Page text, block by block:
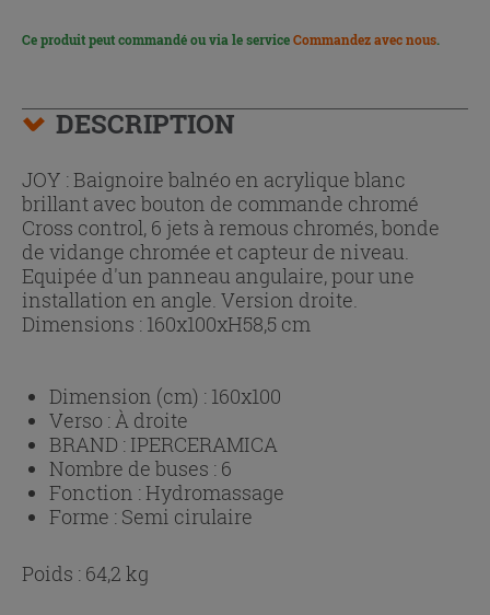
Ce produit peut commandé ou via le serviceCommandez avec nous.
DESCRIPTION
JOY : Baignoire balnéo en acrylique blanc
brillant avec bouton de commande chromé
Cross control, 6 jets à remous chromés, bonde
de vidange chromée et capteur de niveau.
Equipée d'un panneau angulaire, pour une
installation en angle. Version droite.
Dimensions : 160x100xH58,5 cm
Dimension (cm) : 160x100
Verso :À droite
BRAND : IPERCERAMICA
Nombre de buses : 6
Fonction :Hydromassage
Forme : Semi cirulaire
Poids : 64,2 kg